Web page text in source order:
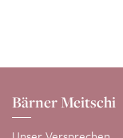
Bärner Meitschi